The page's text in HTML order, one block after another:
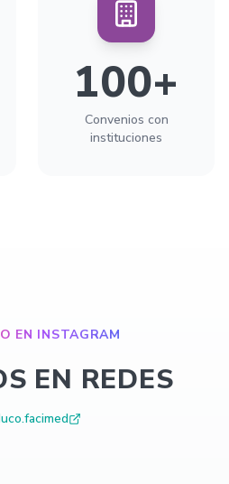
100+
Convenios con
instituciones
EN INSTAGRAM
EN REDES